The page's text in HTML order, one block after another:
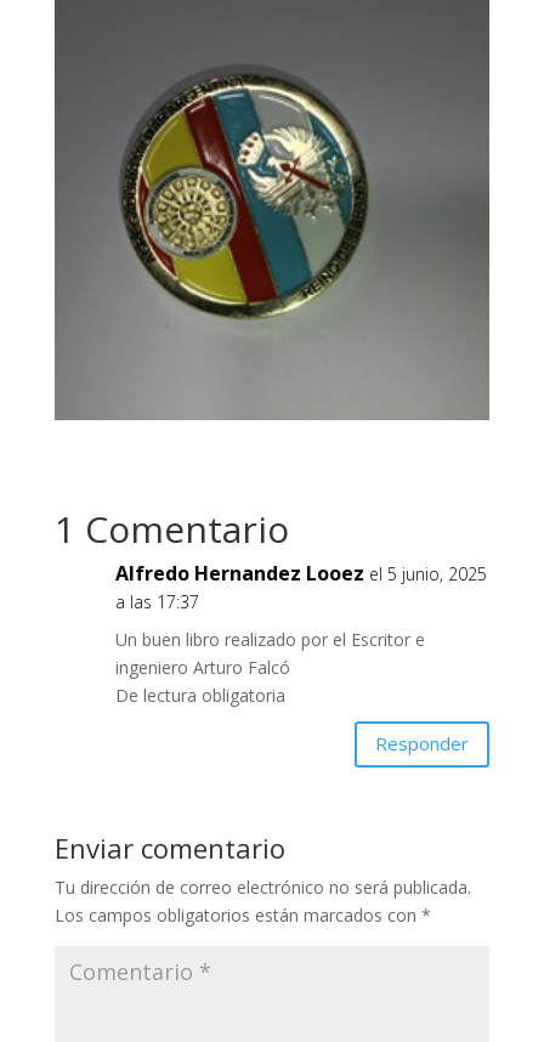
1 Comentario
Alfredo Hernandez Looez el 5 junio, 2025
a las 17:37
Un buen libro realizado por el Escritor e
ingeniero Arturo Falcó
De lectura obligatoria
Responder
Enviar comentario
Tu dirección de correo electrónico no será publicada.
Los campos obligatorios están marcados con *